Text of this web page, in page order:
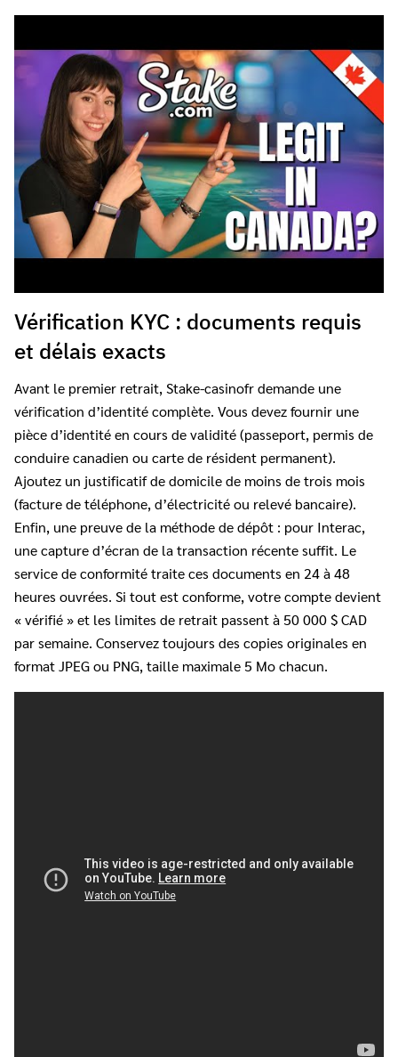
Vérification KYC : documents requis
et délais exacts
Avant le premier retrait, Stake-casinofr demande une
vérification d’identité complète. Vous devez fournir une
pièce d’identité en cours de validité (passeport, permis de
conduire canadien ou carte de résident permanent).
Ajoutez un justificatif de domicile de moins de trois mois
(facture de téléphone, d’électricité ou relevé bancaire).
Enfin, une preuve de la méthode de dépôt : pour Interac,
une capture d’écran de la transaction récente suffit. Le
service de conformité traite ces documents en 24 à 48
heures ouvrées. Si tout est conforme, votre compte devient
« vérifié » et les limites de retrait passent à 50 000 $ CAD
par semaine. Conservez toujours des copies originales en
format JPEG ou PNG, taille maximale 5 Mo chacun.